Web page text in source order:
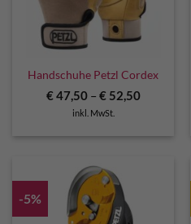
Handschuhe Petzl Cordex
€47,50– €52,50
inkl. MwSt.
-5%